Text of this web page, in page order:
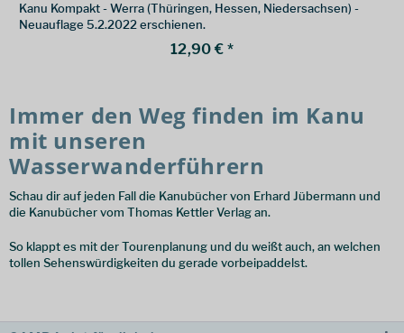
Kanu Kompakt - Werra (Thüringen, Hessen, Niedersachsen) -
Neuauflage 5.2.2022 erschienen.
12,90 € *
Immer den Weg finden im Kanu
mit unseren
Wasserwanderführern
Schau dir auf jeden Fall die Kanubücher von Erhard Jübermann und
die Kanubücher vom Thomas Kettler Verlag an.
So klappt es mit der Tourenplanung und du weißt auch, an welchen
tollen Sehenswürdigkeiten du gerade vorbeipaddelst.